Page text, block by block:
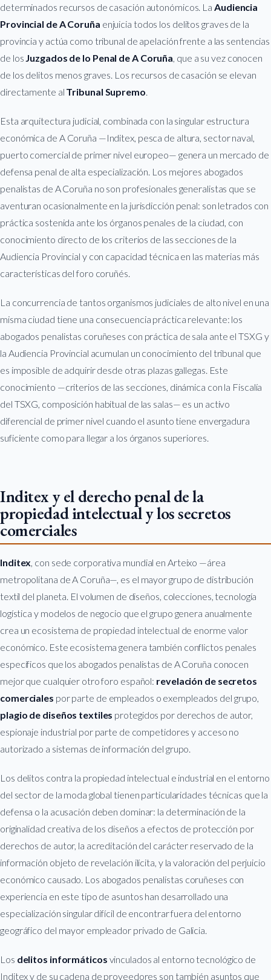
determinados recursos de casación autonómicos. La Audiencia
Provincial de A Coruña enjuicia todos los delitos graves de la
provincia y actúa como tribunal de apelación frente a las sentencias
de los Juzgados de lo Penal de A Coruña , que a su vez conocen
de los delitos menos graves. Los recursos de casación se elevan
directamente al Tribunal Supremo
Esta arquitectura judicial, combinada con la singular estructura
económica de A Coruña —Inditex, pesca de altura, sector naval,
puerto comercial de primer nivel europeo— genera un mercado de
defensa penal de alta especialización. Los mejores abogados
penalistas de A Coruña no son profesionales generalistas que se
aventuran ocasionalmente en la jurisdicción penal: son letrados con
práctica sostenida ante los órganos penales de la ciudad, con
conocimiento directo de los criterios de las secciones de la
Audiencia Provincial y con capacidad técnica en las materias más
características del foro coruñés.
La concurrencia de tantos organismos judiciales de alto nivel en una
misma ciudad tiene una consecuencia práctica relevante: los
abogados penalistas coruñeses con práctica de sala ante el TSXG y
la Audiencia Provincial acumulan un conocimiento del tribunal que
es imposible de adquirir desde otras plazas gallegas. Este
conocimiento —criterios de las secciones, dinámica con la Fiscalía
del TSXG, composición habitual de las salas— es un activo
diferencial de primer nivel cuando el asunto tiene envergadura
suficiente como para llegar a los órganos superiores.
Inditex y el derecho penal de la
propiedad intelectual y los secretos
comerciales
Inditex , con sede corporativa mundial en Arteixo —área
metropolitana de A Coruña—, es el mayor grupo de distribución
textil del planeta. El volumen de diseños, colecciones, tecnología
logística y modelos de negocio que el grupo genera anualmente
crea un ecosistema de propiedad intelectual de enorme valor
económico. Este ecosistema genera también conflictos penales
específicos que los abogados penalistas de A Coruña conocen
mejor que cualquier otro foro español: revelación de secretos
comerciales por parte de empleados o exempleados del grupo,
plagio de diseños textiles protegidos por derechos de autor,
espionaje industrial por parte de competidores y acceso no
autorizado a sistemas de información del grupo.
Los delitos contra la propiedad intelectual e industrial en el entorno
del sector de la moda global tienen particularidades técnicas que la
defensa o la acusación deben dominar: la determinación de la
originalidad creativa de los diseños a efectos de protección por
derechos de autor, la acreditación del carácter reservado de la
información objeto de revelación ilícita, y la valoración del perjuicio
económico causado. Los abogados penalistas coruñeses con
experiencia en este tipo de asuntos han desarrollado una
especialización singular difícil de encontrar fuera del entorno
geográfico del mayor empleador privado de Galicia.
Los delitos informáticos vinculados al entorno tecnológico de
Inditex y de su cadena de proveedores son también asuntos que